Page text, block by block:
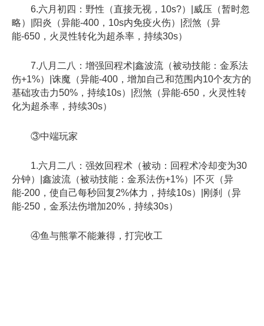
6.六月初四：野性（直接无视，10s?）|威压（暂时忽
略）|阳炎（异能-400，10s内免疫火伤）|烈煞（异
能-650，火灵性转化为超杀率，持续30s）
7.八月二八：增强回程术|鑫波流（被动技能：金系法
伤+1%）|诛魔（异能-400，增加自己和范围内10个友方的
基础攻击力50%，持续10s）|烈煞（异能-650，火灵性转
化为超杀率，持续30s）
③中端玩家
1.六月二八：强效回程术（被动：回程术冷却变为30
分钟）|鑫波流（被动技能：金系法伤+1%）|不灭（异
能-200，使自己每秒回复2%体力，持续10s）|刚刹（异
能-250，金系法伤增加20%，持续30s）
④鱼与熊掌不能兼得，打完收工